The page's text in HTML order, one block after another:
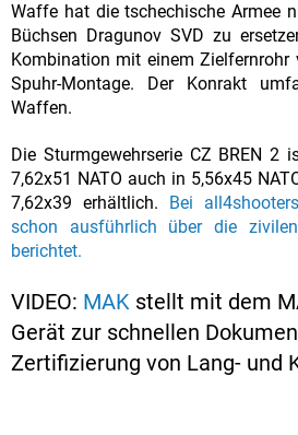
Waffe hat die tschechische Armee
Büchsen Dragunov SVD zu
Kombination mit einem Zielfernrohr
Spuhr-Montage. Der Konrakt
Waffen.
Die Sturmgewehrserie CZ BREN 2
7,62x51 NATO auch in 5,56x45
7,62x39 erhältlich.
Bei
schon ausführlich über die
berichtet.
VIDEO: MAK stellt mit dem
Gerät zur schnellen
Zertifizierung von Lang- und